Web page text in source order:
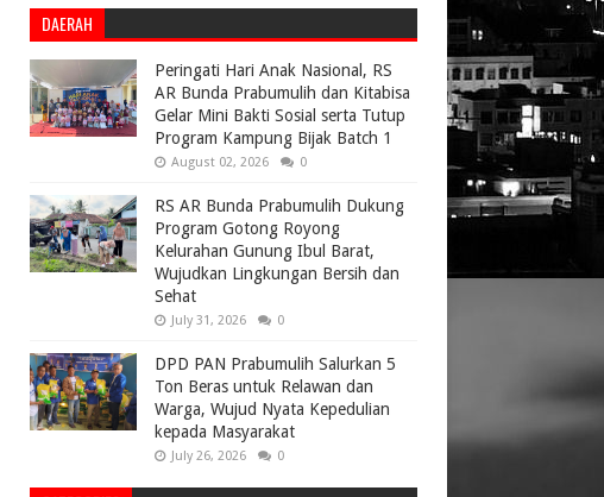
DAERAH
Peringati Hari Anak Nasional, RS
AR Bunda Prabumulih dan Kitabisa
Gelar Mini Bakti Sosial serta Tutup
Program Kampung Bijak Batch 1
August 02, 2026 0
RS AR Bunda Prabumulih Dukung
Program Gotong Royong
Kelurahan Gunung Ibul Barat,
Wujudkan Lingkungan Bersih dan
Sehat
July 31, 2026 0
DPD PAN Prabumulih Salurkan 5
Ton Beras untuk Relawan dan
Warga, Wujud Nyata Kepedulian
kepada Masyarakat
July 26, 2026 0